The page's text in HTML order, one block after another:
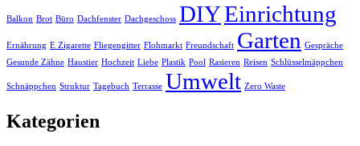
Balkon Brot Büro Dachfenster Dachgeschoss DIYEinrichtung
Ernährung E Zigarette Fliegengitter Flohmarkt Freundschaft Garten Gespräche
Gesunde Zähne Haustier Hochzeit Liebe Plastik Pool Rasieren Reisen Schlüsselmäppchen
Schnäppchen Struktur Tagebuch Terrasse Umwelt Zero Waste
Kategorien